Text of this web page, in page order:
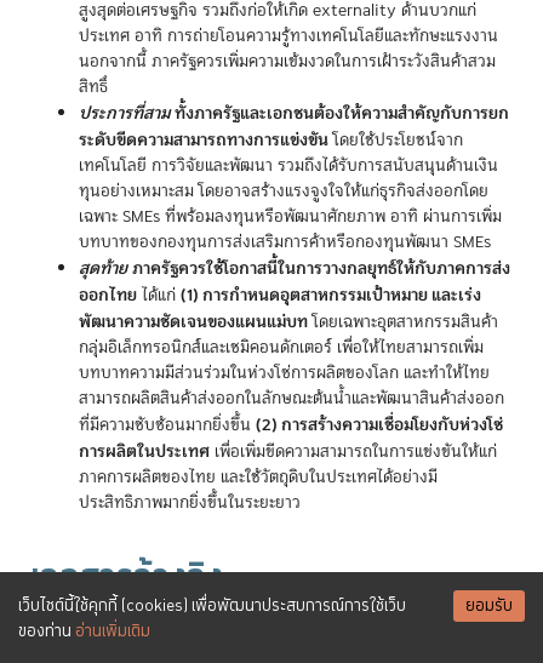
เว็บไซต์นี้ใช้คุกกี้ (cookies) เพื่อพัฒนาประสบการณ์การใช้เว็บ
ของท่าน อ่านเพิ่มเติม
ยอมรับ
สูงสุดต่อเศรษฐกิจ รวมถึงก่อให้เกิด externality ด้านบวกแก่
ประเทศ อาทิ การถ่ายโอนความรู้ทางเทคโนโลยีและทักษะแรงงาน
นอกจากนี้ ภาครัฐควรเพิ่มความเข้มงวดในการเฝ้าระวังสินค้าสวม
สิทธิ์
ประการที่สามทั้งภาครัฐและเอกชนต้องให้ความสำคัญกับการยก
ระดับขีดความสามารถทางการแข่งขันโดยใช้ประโยชน์จาก
เทคโนโลยี การวิจัยและพัฒนา รวมถึงได้รับการสนับสนุนด้านเงิน
ทุนอย่างเหมาะสม โดยอาจสร้างแรงจูงใจให้แก่ธุรกิจส่งออกโดย
เฉพาะ SMEs ที่พร้อมลงทุนหรือพัฒนาศักยภาพ อาทิ ผ่านการเพิ่ม
บทบาทของกองทุนการส่งเสริมการค้าหรือกองทุนพัฒนา SMEs
สุดท้ายภาครัฐควรใช้โอกาสนี้ในการวางกลยุทธ์ให้กับภาคการส่ง
ออกไทยได้แก่(1) การกำหนดอุตสาหกรรมเป้าหมาย และเร่ง
พัฒนาความชัดเจนของแผนแม่บทโดยเฉพาะอุตสาหกรรมสินค้า
กลุ่มอิเล็กทรอนิกส์และเซมิคอนดักเตอร์ เพื่อให้ไทยสามารถเพิ่ม
บทบาทความมีส่วนร่วมในห่วงโซ่การผลิตของโลก และทำให้ไทย
สามารถผลิตสินค้าส่งออกในลักษณะต้นน้ำและพัฒนาสินค้าส่งออก
ที่มีความซับซ้อนมากยิ่งขึ้น (2) การสร้างความเชื่อมโยงกับห่วงโซ่
การผลิตในประเทศ เพื่อเพิ่มขีดความสามารถในการแข่งขันให้แก่
ภาคการผลิตของไทย และใช้วัตถุดิบในประเทศได้อย่างมี
ประสิทธิภาพมากยิ่งขึ้นในระยะยาว
เอกสารอ้างอิง
Alfaro, L., & Chor, D. (2023).